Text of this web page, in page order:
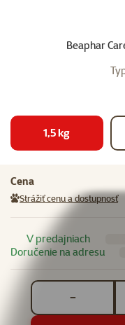
Beaphar
1,5 kg
Cena
Strážiť cenu a dostupnosť
V predajniach
Doručenie na adresu
−